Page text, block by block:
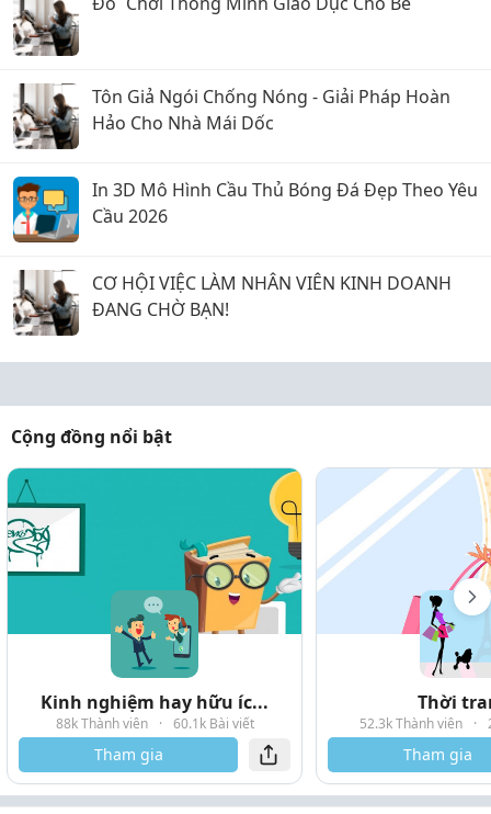
Tôn Giả Ngói Chống Nóng - Giải Pháp Hoàn
Hảo Cho Nhà Mái Dốc
In 3D Mô Hình Cầu Thủ Bóng Đá Đẹp Theo Yêu
Cầu 2026
CƠ HỘI VIỆC LÀM NHÂN VIÊN KINH DOANH
ĐANG CHỜ BẠN!
Cộng đồng nổi bật
Kinh nghiệm hay hữu íc...
88k Thành viên · 60.1k Bài viết
Tham gia
Thời
52.3k Thành viên ·
Tham gia